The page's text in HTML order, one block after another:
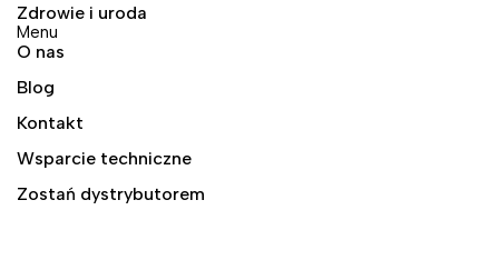
Zdrowie i uroda
Menu
O nas
Blog
Kontakt
Wsparcie techniczne
Zostań dystrybutorem